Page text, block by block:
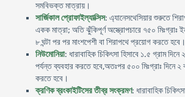
সমবিভক্ত মাত্রায়।
সার্জিকাল প্রোফাইল্যাক্সিস: এ্যানেসথেসিয়ার শুরুতে
একক মাত্রা; অতি ঝুঁকিপূর্ণ অস্ত্রোপচারে ৭৫০ মিঃগ্রাঃ
৮ ঘন্টা পর পর মাংশপেশী বা শিরাপথে প্রয়োগ করতে হবে।
নিউমোনিয়া: ধারাবাহিক চিকিৎসা হিসাবে ১.৫ গ্রাম
পর্যন্ত ব্যবহার করতে হবে,অতঃপর ৫০০ মিঃগ্রাঃ দিনে
করতে হবে।
ক্রণিক ব্রংকাইটিসের তীব্র সংক্রমণ: ধারাবাহিক